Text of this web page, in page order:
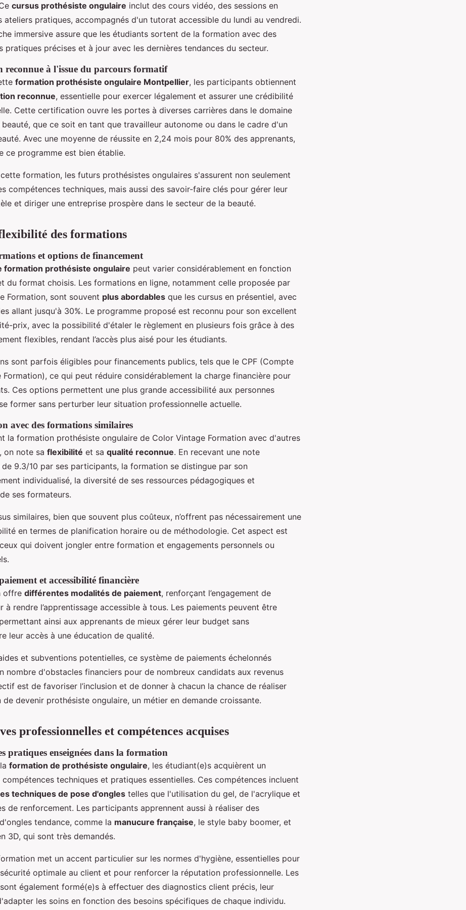
cursus prothésiste ongulaire inclut des cours vidéo, des sessions en
ateliers pratiques, accompagnés d'un tutorat accessible du lundi au vendredi.
immersive assure que les étudiants sortent de la formation avec des
pratiques précises et à jour avec les dernières tendances du secteur.
reconnue à l'issue du parcours formatif
formation prothésiste ongulaire Montpellier, les participants obtiennent
reconnue, essentielle pour exercer légalement et assurer une crédibilité
Cette certification ouvre les portes à diverses carrières dans le domaine
que ce soit en tant que travailleur autonome ou dans le cadre d'un
Avec une moyenne de réussite en 2,24 mois pour 80% des apprenants,
ce programme est bien établie.
formation, les futurs prothésistes ongulaires s'assurent non seulement
compétences techniques, mais aussi des savoir-faire clés pour gérer leur
et diriger une entreprise prospère dans le secteur de la beauté.
des formations
et options de financement
formation prothésiste ongulaire peut varier considérablement en fonction
du format choisis. Les formations en ligne, notamment celle proposée par
Formation, sont souvent plus abordables que les cursus en présentiel, avec
allant jusqu'à 30%. Le programme proposé est reconnu pour son excellent
prix, avec la possibilité d'étaler le règlement en plusieurs fois grâce à des
flexibles, rendant l’accès plus aisé pour les étudiants.
sont parfois éligibles pour financements publics, tels que le CPF (Compte
Formation), ce qui peut réduire considérablement la charge financière pour
Ces options permettent une plus grande accessibilité aux personnes
former sans perturber leur situation professionnelle actuelle.
avec des formations similaires
la formation prothésiste ongulaire de Color Vintage Formation avec d'autres
on note sa flexibilité et sa qualité reconnue. En recevant une note
de 9.3/10 par ses participants, la formation se distingue par son
individualisé, la diversité de ses ressources pédagogiques et
ses formateurs.
similaires, bien que souvent plus coûteux, n’offrent pas nécessairement une
en termes de planification horaire ou de méthodologie. Cet aspect est
qui doivent jongler entre formation et engagements personnels ou
et accessibilité financière
offre différentes modalités de paiement, renforçant l’engagement de
à rendre l’apprentissage accessible à tous. Les paiements peuvent être
ainsi aux apprenants de mieux gérer leur budget sans
leur accès à une éducation de qualité.
et subventions potentielles, ce système de paiements échelonnés
nombre d'obstacles financiers pour de nombreux candidats aux revenus
est de favoriser l’inclusion et de donner à chacun la chance de réaliser
de devenir prothésiste ongulaire, un métier en demande croissante.
professionnelles et compétences acquises
pratiques enseignées dans la formation
formation de prothésiste ongulaire, les étudiant(e)s acquièrent un
compétences techniques et pratiques essentielles. Ces compétences incluent
techniques de pose d'ongles telles que l'utilisation du gel, de l'acrylique et
de renforcement. Les participants apprennent aussi à réaliser des
tendance, comme la manucure française, le style baby boomer, et
3D, qui sont très demandés.
met un accent particulier sur les normes d'hygiène, essentielles pour
optimale au client et pour renforcer la réputation professionnelle. Les
également formé(e)s à effectuer des diagnostics client précis, leur
les soins en fonction des besoins spécifiques de chaque individu.